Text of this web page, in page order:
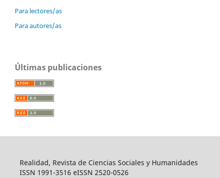
Para lectores/as
Para autores/as
Últimas publicaciones
Realidad, Revista de Ciencias Sociales y Humanidades
ISSN 1991-3516 eISSN 2520-0526